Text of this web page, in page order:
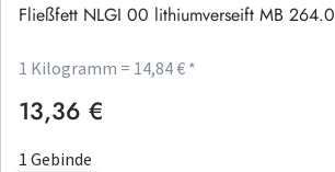
Fließfett NLGI 00 lithiumverseift MB 264.0
1 Kilogramm = 14,84 € *
Regulärer Preis:
13,36 €
1 Gebinde